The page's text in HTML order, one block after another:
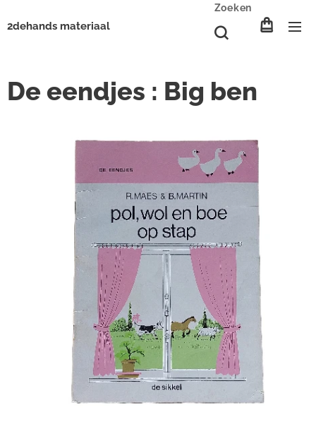
2dehands materiaal
Zoeken
De eendjes : Big ben